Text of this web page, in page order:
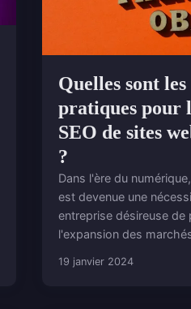
Quelles sont
pratiques pour
SEO de sites
?
Dans l'ère du
est devenue une
entreprise désireuse de
l'expansion des
19 janvier 2024